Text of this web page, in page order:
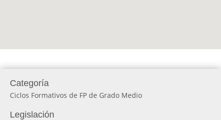
Categoría
Ciclos Formativos de FP de Grado Medio
Legislación